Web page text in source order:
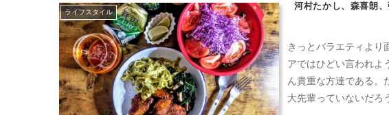
ライフスタイル
河村たかし、森喜朗
きっとバラエティより
アではひどい言われよ
ん貴重な方達である。
大先輩っていないだろ